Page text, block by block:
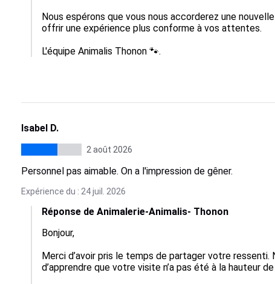
Nous espérons que vous nous accorderez une
offrir une expérience plus conforme à vos attentes.
L'équipe Animalis Thonon 🐾.
Isabel D.
2 août 2026
Personnel pas aimable. On a l'impression de gêner.
Expérience du : 24 juil. 2026
Réponse de Animalerie-Animalis- Thonon
Bonjour,
Merci d’avoir pris le temps de partager votre
d’apprendre que votre visite n’a pas été à la hauteur